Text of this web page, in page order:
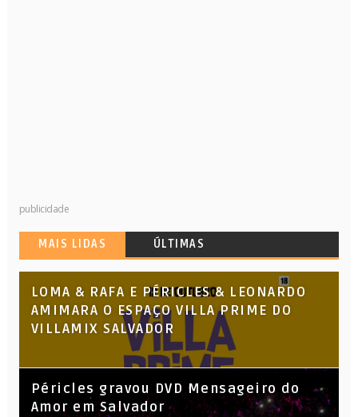
publicidade
MAIS LIDAS ÚLTIMAS
LOMA & RAFA E PÉRICLES & LEONARDO
AMIMARA O ESPAÇO VILLA PRIME DO
VILLAMIX SALVADOR
Péricles gravou DVD Mensageiro do
Amor em Salvador